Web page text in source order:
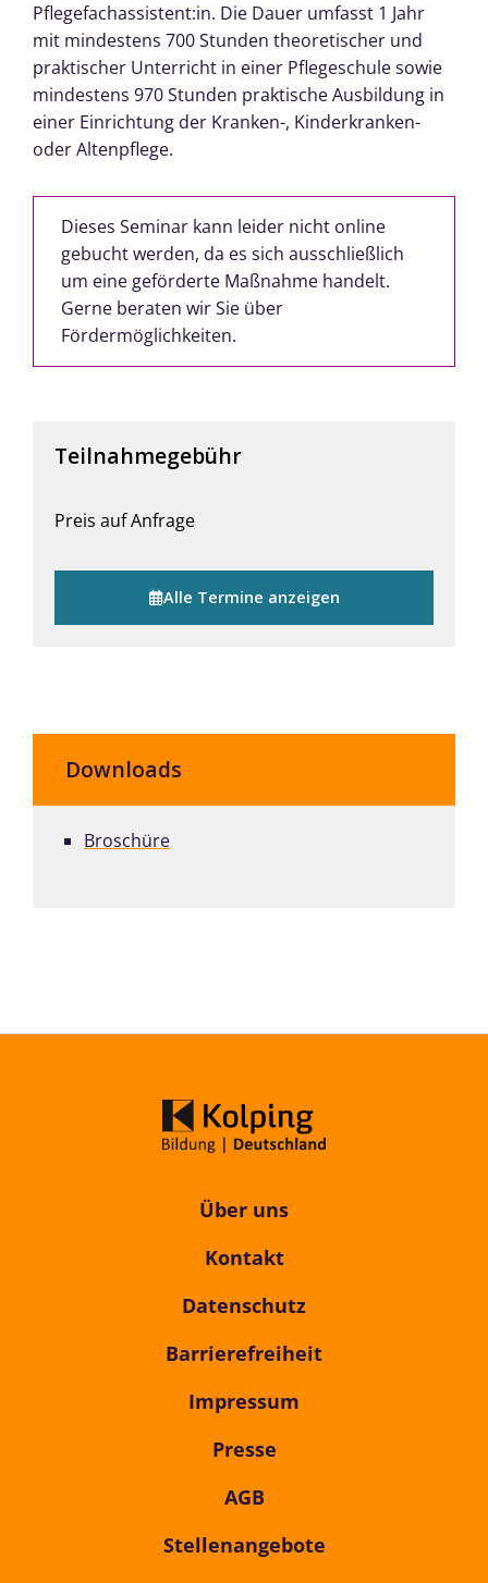
Pflegefachassistent:in. Die Dauer umfasst 1 Jahr
mit mindestens 700 Stunden theoretischer und
praktischer Unterricht in einer Pflegeschule sowie
mindestens 970 Stunden praktische Ausbildung in
einer Einrichtung der Kranken-, Kinderkranken-
oder Altenpflege.
Dieses Seminar kann leider nicht online
gebucht werden, da es sich ausschließlich
um eine geförderte Maßnahme handelt.
Gerne beraten wir Sie über
Fördermöglichkeiten.
Teilnahmegebühr
Preis auf Anfrage
Alle Termine anzeigen
Downloads
Broschüre
Über uns
Kontakt
Datenschutz
Barrierefreiheit
Impressum
Presse
AGB
Stellenangebote